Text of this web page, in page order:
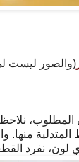
(والصور ليست
المطلوب،
المتدلية
لون، نفرد